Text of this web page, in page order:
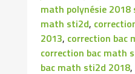
math polynésie 2018
math sti2d,
2013, correction bac
correction bac math
bac math sti2d 2018,